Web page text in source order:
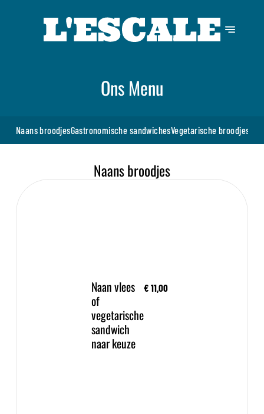
Ons Menu
Naans broodjesGastronomische sandwichesVegetarische broodjes
Naans broodjes
Naan vlees
of
vegetarische
sandwich
naar keuze
€ 11,00